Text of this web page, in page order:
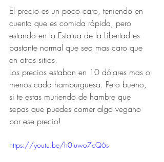
El precio es un poco caro, teniendo en
cuenta que es comida rápida, pero
estando en la Estatua de la Libertad es
bastante normal que sea mas caro que
en otros sitios.
Los precios estaban en 10 dólares mas o
menos cada hamburguesa. Pero bueno,
si te estas muriendo de hambre que
sepas que puedes comer algo vegano
por ese precio!
https://youtu.be/h0luwo7cQ6s